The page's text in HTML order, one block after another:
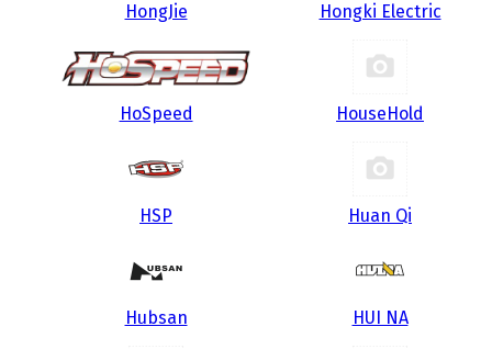
HongJie Hongki Electric
HoSpeed HouseHold
HSP Huan Qi
Hubsan HUI NA